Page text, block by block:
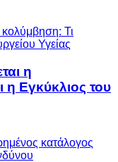
η
Εγκύκλιος του